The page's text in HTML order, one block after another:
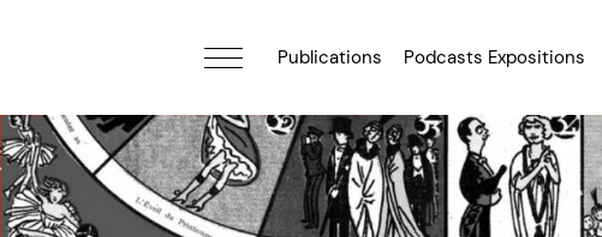
Publications Podcasts Expositions